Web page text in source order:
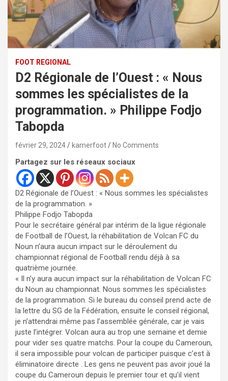
FOOT REGIONAL
D2 Régionale de l’Ouest : « Nous
sommes les spécialistes de la
programmation. » Philippe Fodjo
Tabopda
février 29, 2024 kamerfoot No Comments
Partagez sur les réseaux sociaux
D2 Régionale de l’Ouest : « Nous sommes les spécialistes
de la programmation. »
Philippe Fodjo Tabopda
Pour le secrétaire général par intérim de la ligue régionale
de Football de l’Ouest, la réhabilitation de Volcan FC du
Noun n’aura aucun impact sur le déroulement du
championnat régional de Football rendu déjà à sa
quatrième journée.
« Il n’y aura aucun impact sur la réhabilitation de Volcan FC
du Noun au championnat. Nous sommes les spécialistes
de la programmation. Si le bureau du conseil prend acte de
la lettre du SG de la Fédération, ensuite le conseil régional,
je n’attendrai même pas l’assemblée générale, car je vais
juste l’intégrer. Volcan aura au trop une semaine et demie
pour vider ses quatre matchs. Pour la coupe du Cameroun,
il sera impossible pour volcan de participer puisque c’est à
éliminatoire directe . Les gens ne peuvent pas avoir joué la
coupe du Cameroun depuis le premier tour et qu’il vient